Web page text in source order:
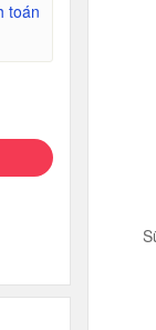
toán